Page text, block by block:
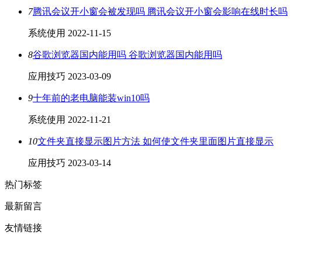
7腾讯会议开小窗会被发现吗 腾讯会议开小窗会影响在线时长吗
系统使用 2022-11-15
8谷歌浏览器国内能用吗 谷歌浏览器国内能用吗
应用技巧 2023-03-09
9十年前的老电脑能装win10吗
系统使用 2022-11-21
10文件夹直接显示图片方法 如何使文件夹里面图片直接显示
应用技巧 2023-03-14
热门标签
最新留言
友情链接